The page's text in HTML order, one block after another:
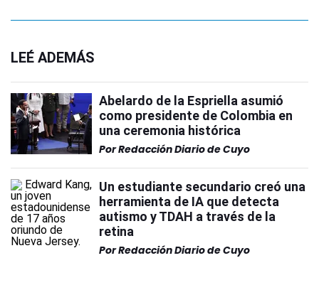
LEÉ ADEMÁS
Abelardo de la Espriella asumió
como presidente de Colombia en
una ceremonia histórica
PorRedacción Diario de Cuyo
Un estudiante secundario creó una
herramienta de IA que detecta
autismo y TDAH a través de la
retina
PorRedacción Diario de Cuyo